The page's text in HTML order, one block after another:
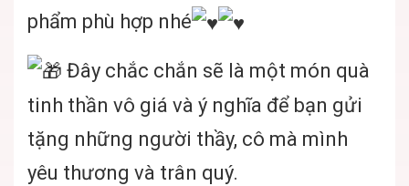
phẩm phù hợp nhé
Đây chắc chắn sẽ là một món quà
tinh thần vô giá và ý nghĩa để bạn gửi
tặng những người thầy, cô mà mình
yêu thương và trân quý.